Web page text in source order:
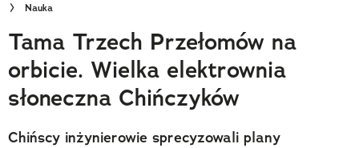
Wielki Konkurs Fotograficzny
Trendbook Podróżniczy
Polecane
Nauka
Tama Trzech Przełomów na
orbicie. Wielka elektrownia
słoneczna Chińczyków
Chińscy inżynierowie sprecyzowali plany